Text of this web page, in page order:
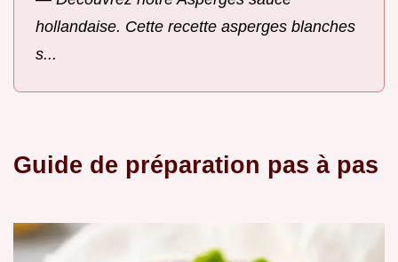
hollandaise. Cette recette asperges blanches
s...
Guide de préparation pas à pas